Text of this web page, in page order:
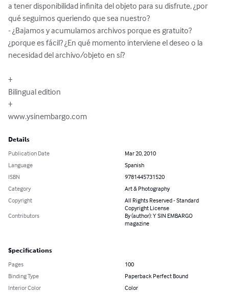
a tener disponibilidad infinita del objeto para su disfrute, ¿por
qué seguimos queriendo que sea nuestro?
- ¿Bajamos y acumulamos archivos porque es gratuito?
¿porque es fácil? ¿En qué momento interviene el deseo o la
necesidad del archivo/objeto en sí?
+
Bilingual edition
+
www.ysinembargo.com
Details
Publication Date
Mar 20, 2010
Language
Spanish
ISBN
9781445731520
Category
Art & Photography
Copyright
All Rights Reserved - Standard
Copyright License
Contributors
By (author): Y SIN EMBARGO
magazine
Specifications
Pages
100
Binding Type
Paperback Perfect Bound
Interior Color
Color